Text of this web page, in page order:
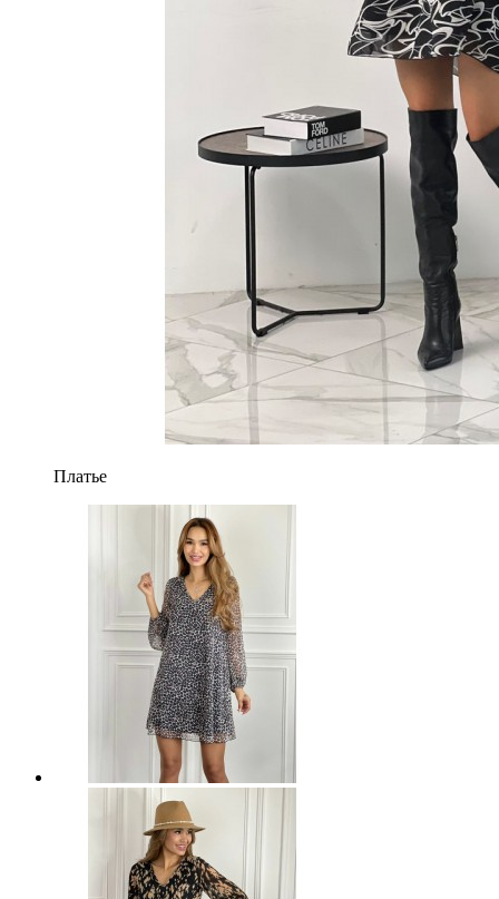
Платье